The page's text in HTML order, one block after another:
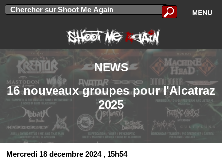
NEWS
16 nouveaux groupes pour l'Alcatraz
2025
Mercredi 18 décembre 2024 , 15h54